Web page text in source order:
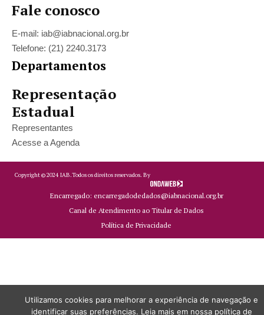
Fale conosco
E-mail: iab@iabnacional.org.br
Telefone: (21) 2240.3173
Departamentos
Representação
Estadual
Representantes
Acesse a Agenda
Copyright ©2024 IAB.Todos os direitos reservados. By
Encarregado: encarregadodedados@iabnacional.org.br
Canal de Atendimento ao Titular de Dados
Política de Privacidade
Utilizamos cookies para melhorar a experiência de navegação e
identificar suas preferências. Leia mais em nossa política de